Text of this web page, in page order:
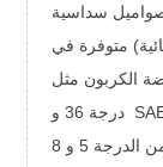
سداسية
درجة 36